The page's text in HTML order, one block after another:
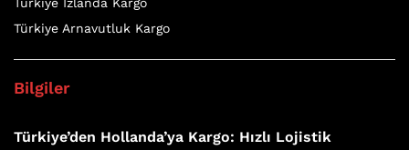
Türkiye Arnavutluk Kargo
Bilgiler
Türkiye’den Hollanda’ya Kargo: Hızlı Lojistik